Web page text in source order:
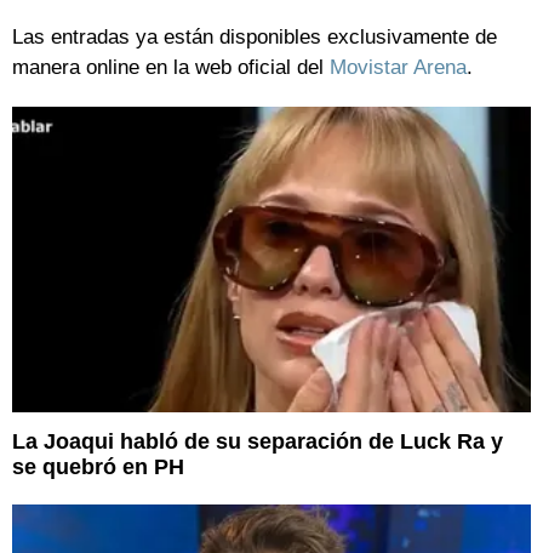
Las entradas ya están disponibles exclusivamente de
manera online en la web oficial del Movistar Arena.
La Joaqui habló de su separación de Luck Ra y
se quebró en PH